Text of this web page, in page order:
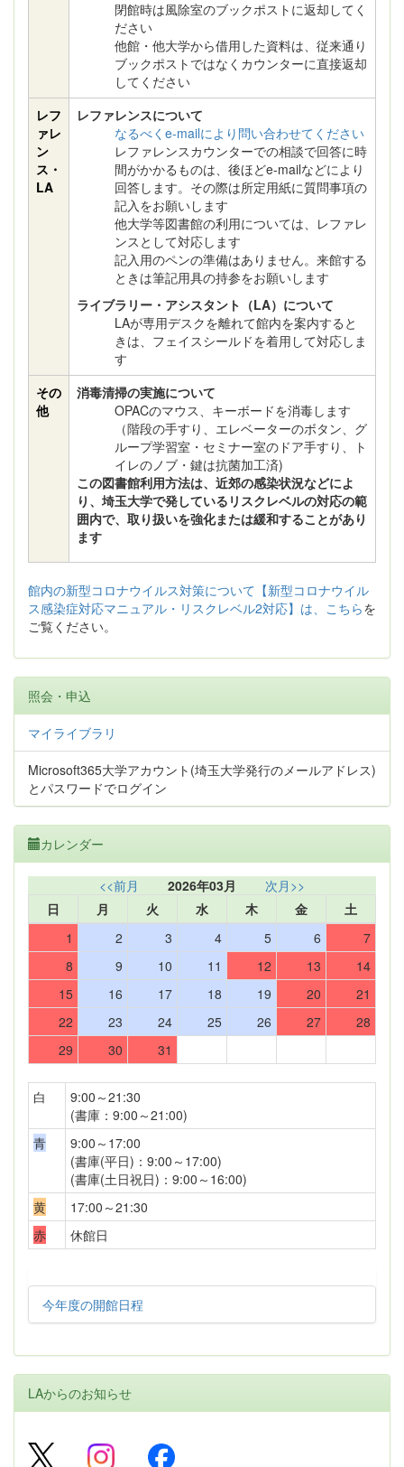
閉館時は風除室のブックポストに返却してく
ださい
他館・他⼤学から借用した資料は、従来通り
ブックポストではなくカウンターに直接返却
してください
レフ
ァレ
ン
ス・
LA
レファレンスについて
なるべくe-mailにより問い合わせてください
レファレンスカウンターでの相談で回答に時
間がかかるものは、後ほどe-mailなどにより
回答します。その際は所定用紙に質問事項の
記入をお願いします
他大学等図書館の利用については、レファレ
ンスとして対応します
記入用のペンの準備はありません。来館する
ときは筆記用具の持参をお願いします
ライブラリー・アシスタント（LA）について
LAが専用デスクを離れて館内を案内すると
きは、フェイスシールドを着用して対応しま
す
その
他
消毒清掃の実施について
OPACのマウス、キーボードを消毒します
（階段の手すり、エレベーターのボタン、グ
ループ学習室・セミナー室のドア手すり、ト
イレのノブ・鍵は抗菌加工済)
この図書館利用方法は、近郊の感染状況などによ
り、埼玉大学で発しているリスクレベルの対応の範
囲内で、取り扱いを強化または緩和することがあり
ます
館内の新型コロナウイルス対策について【新型コロナウイル
ス感染症対応マニュアル・リスクレベル2対応】は、こちらを
ご覧ください。
照会・申込
マイライブラリ
Microsoft365大学アカウント(埼玉大学発行のメールアドレス)
とパスワードでログイン
カレンダー
<<前月 2026年03月
次月>>
日
月 火 水 木 金
土
1
2 3 4 5 6
7
8
9 10 11 12 13
14
15
16 17 18 19 20
21
22
23 24 25 26 27
28
29
30 31
白
9:00～21:30
(書庫：9:00～21:00)
青
9:00～17:00
(書庫(平日)：9:00～17:00)
(書庫(土日祝日)：9:00～16:00)
黄
17:00～21:30
赤
休館日
今年度の開館日程
LAからのお知らせ